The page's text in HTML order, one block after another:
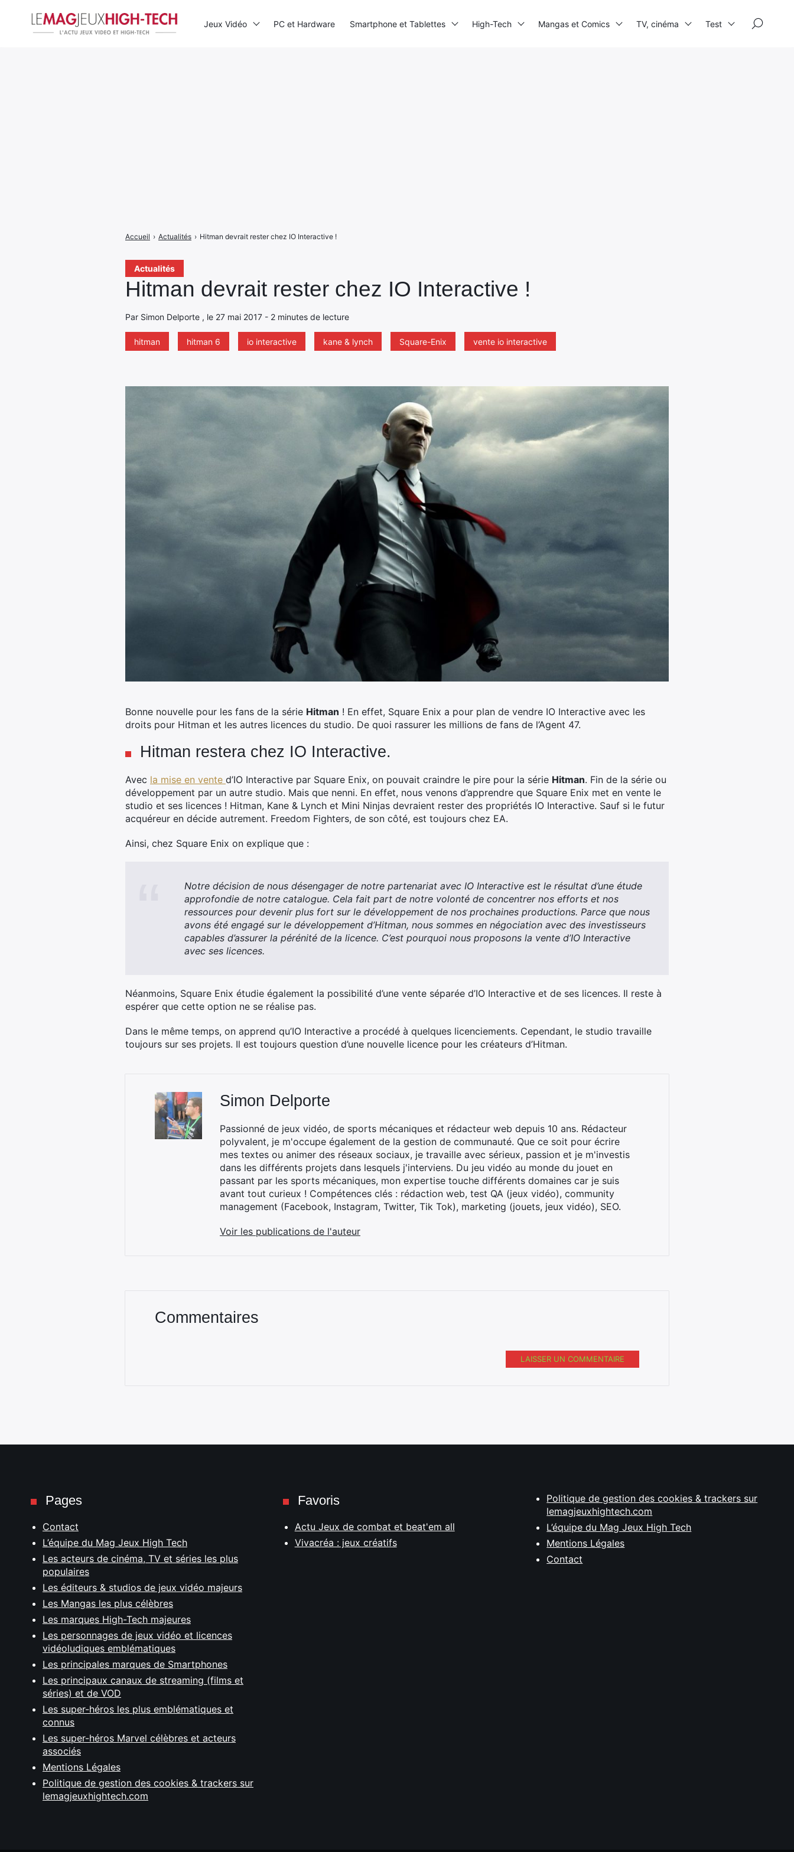
Actualités
Hitman devrait rester chez IO Interactive !
Par Simon Delporte , le 27 mai 2017 - 2 minutes de lecture
hitman hitman 6 io interactive kane & lynch Square-Enix vente io interactive
Accueil › Actualités › Hitman devrait rester chez IO Interactive !
Bonne nouvelle pour les fans de la série Hitman ! En effet, Square Enix a pour plan de vendre IO Interactive avec les
droits pour Hitman et les autres licences du studio. De quoi rassurer les millions de fans de l’Agent 47.
Hitman restera chez IO Interactive.
Avec la mise en vente d’IO Interactive par Square Enix, on pouvait craindre le pire pour la série Hitman. Fin de la série ou
développement par un autre studio. Mais que nenni. En effet, nous venons d’apprendre que Square Enix met en vente le
studio et ses licences ! Hitman, Kane & Lynch et Mini Ninjas devraient rester des propriétés IO Interactive. Sauf si le futur
acquéreur en décide autrement. Freedom Fighters, de son côté, est toujours chez EA.
Ainsi, chez Square Enix on explique que :
Notre décision de nous désengager de notre partenariat avec IO Interactive est le résultat d’une étude
approfondie de notre catalogue. Cela fait part de notre volonté de concentrer nos efforts et nos
ressources pour devenir plus fort sur le développement de nos prochaines productions. Parce que nous
avons été engagé sur le développement d’Hitman, nous sommes en négociation avec des investisseurs
capables d’assurer la pérénité de la licence. C’est pourquoi nous proposons la vente d’IO Interactive
avec ses licences.
Néanmoins, Square Enix étudie également la possibilité d’une vente séparée d’IO Interactive et de ses licences. Il reste à
espérer que cette option ne se réalise pas.
Dans le même temps, on apprend qu’IO Interactive a procédé à quelques licenciements. Cependant, le studio travaille
toujours sur ses projets. Il est toujours question d’une nouvelle licence pour les créateurs d’Hitman.
Simon Delporte
Passionné de jeux vidéo, de sports mécaniques et rédacteur web depuis 10 ans. Rédacteur
polyvalent, je m'occupe également de la gestion de communauté. Que ce soit pour écrire
mes textes ou animer des réseaux sociaux, je travaille avec sérieux, passion et je m'investis
dans les différents projets dans lesquels j'interviens. Du jeu vidéo au monde du jouet en
passant par les sports mécaniques, mon expertise touche différents domaines car je suis
avant tout curieux ! Compétences clés : rédaction web, test QA (jeux vidéo), community
management (Facebook, Instagram, Twitter, Tik Tok), marketing (jouets, jeux vidéo), SEO.
Voir les publications de l'auteur
Commentaires
LAISSER UN COMMENTAIRE
Jeux Vidéo PC et Hardware Smartphone et Tablettes High-Tech Mangas et Comics TV, cinéma Test
Pages
Contact
L’équipe du Mag Jeux High Tech
Les acteurs de cinéma, TV et séries les plus
populaires
Les éditeurs & studios de jeux vidéo majeurs
Les Mangas les plus célèbres
Les marques High-Tech majeures
Les personnages de jeux vidéo et licences
vidéoludiques emblématiques
Les principales marques de Smartphones
Les principaux canaux de streaming (films et
séries) et de VOD
Les super-héros les plus emblématiques et
connus
Les super-héros Marvel célèbres et acteurs
associés
Mentions Légales
Politique de gestion des cookies & trackers sur
lemagjeuxhightech.com
Favoris
Actu Jeux de combat et beat'em all
Vivacréa : jeux créatifs
Politique de gestion des cookies & trackers sur
lemagjeuxhightech.com
L’équipe du Mag Jeux High Tech
Mentions Légales
Contact